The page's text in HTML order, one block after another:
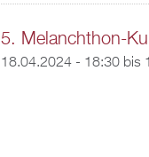
5. Melanchthon-
18.04.2024 - 18:30bis